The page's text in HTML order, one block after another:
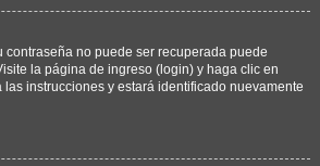
contraseña no puede ser recuperada puede
la página de ingreso (login) y haga clic en
las instrucciones y estará identificado nuevamente